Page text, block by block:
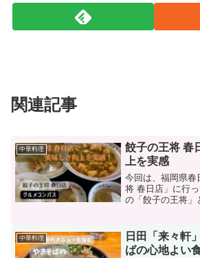
関連記事
中華料理
餃子の王将 春
上を実感
今回は、福岡県春
将 春日店」に行
の「餃子の王将」
きました。本当
が、驚くほど美味
中華料理
日田「来々軒
ばの心地よい